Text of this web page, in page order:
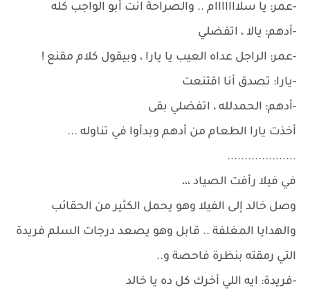
-عمر: يا سلااااااام .. والصراحة انت أبو الواجب كله
-أدهم: يالا ، اتفضلي
-عمر: الراجل عداه العيب يا يارا ، وبيقول كلام مقنع !
-يارا: تصدق أنا اقتنعت
-أدهم: الحمدلله ، اتفضلي بقى
أخذت يارا الطعام من أدهم وبدأوا في تناوله ...
....................
في فيلا رأفت الصياد ،،،
وصل خالد إلى الفيلا وهو يحمل الكثير من الحقائب
والهدايا المغلفة .. قابل وهو يصعد درجات السلم فريدة
التي رمقته بنظرة فاحصة و..
-فريدة: ايه اللي أخرك كل ده يا خالد